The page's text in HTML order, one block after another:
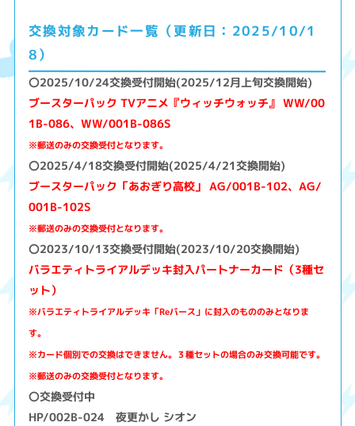
交換対象カード一覧（更新日：2025/10/1
8）
〇2025/10/24交換受付開始(2025/12月上旬交換開始)
ブースターパック TVアニメ『ウィッチウォッチ』 WW/00
1B-086、WW/001B-086S
※郵送のみの交換受付となります。
〇2025/4/18交換受付開始(2025/4/21交換開始)
ブースターパック「あおぎり高校」 AG/001B-102、AG/
001B-102S
※郵送のみの交換受付となります。
〇2023/10/13交換受付開始(2023/10/20交換開始)
バラエティトライアルデッキ封入パートナーカード（3種セ
ット）
※バラエティトライアルデッキ「Reバース」に封入のもののみとなりま
す。
※カード個別での交換はできません。３種セットの場合のみ交換可能です。
※郵送のみの交換受付となります。
〇交換受付中
HP/002B-024 夜更かし シオン